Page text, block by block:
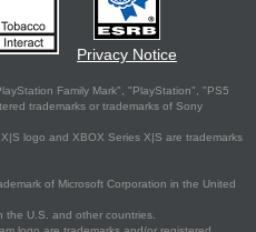
Privacy Notice
Family Mark", "PlayStation", "PS5
trademarks or trademarks of Sony
logo and XBOX Series X|S are trademarks
of Microsoft Corporation in the United
the U.S. and other countries.